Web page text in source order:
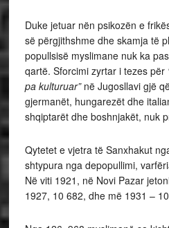
Duke jetuar nën psikozën e
së përgjithshme dhe skamja të
popullsisë myslimane nuk ka
qartë. Sforcimi zyrtar i tezes për
pa kulturuar”në Jugosllavi gjë
gjermanët, hungarezët dhe
shqiptarët dhe boshnjakët, nuk
Qytetet e vjetra të Sanxhakut
shtypura nga depopullimi,
Në viti 1921, në Novi Pazar
1927, 10 682, dhe më 1931 –